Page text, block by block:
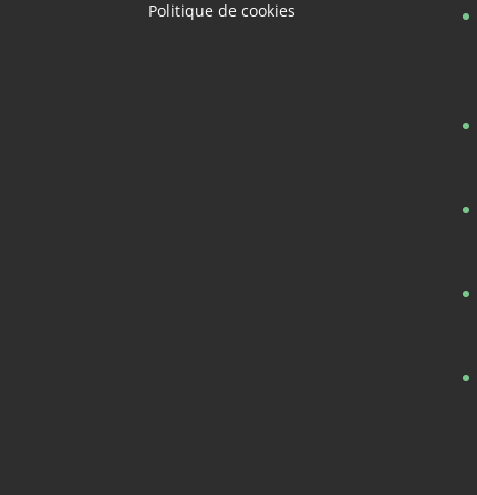
Politique de cookies